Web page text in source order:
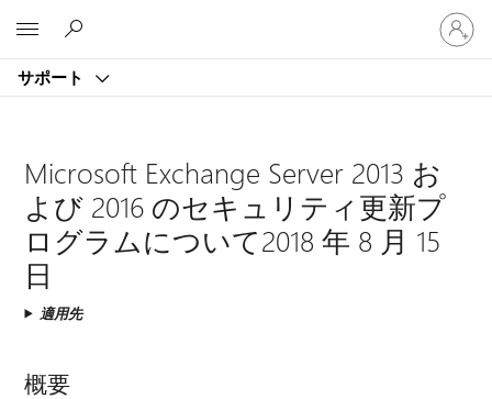
サポート
ア
カ
ウ
イ
ン
イ
ン
Microsoft Exchange Server 2013 お
よび 2016 のセキュリティ更新プ
ログラムについて2018 年 8 月 15
日
適用先
概要